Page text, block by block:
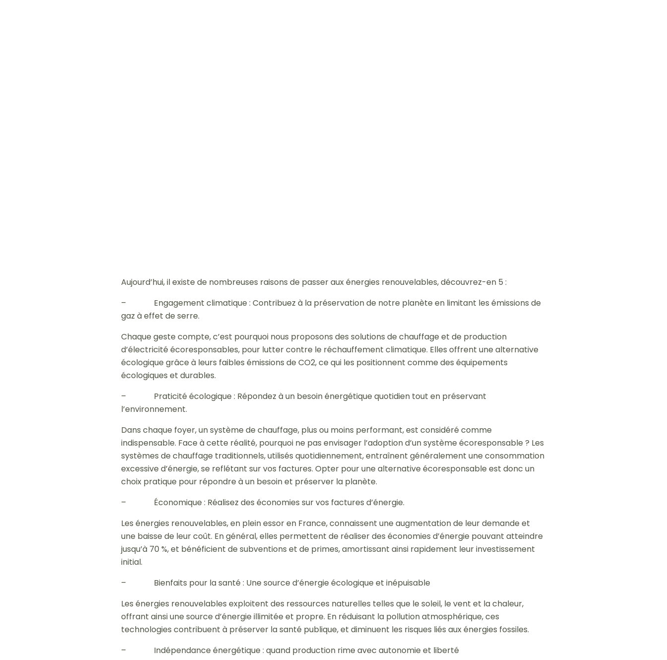
Aujourd’hui, il existe de nombreuses raisons de passer aux énergies renouvelables, découvrez-en 5 :
– Engagement climatique : Contribuez à la préservation de notre planète en limitant les émissions de
gaz à effet de serre.
Chaque geste compte, c’est pourquoi nous proposons des solutions de chauffage et de production
d’électricité écoresponsables, pour lutter contre le réchauffement climatique. Elles offrent une alternative
écologique grâce à leurs faibles émissions de CO2, ce qui les positionnent comme des équipements
écologiques et durables.
– Praticité écologique : Répondez à un besoin énergétique quotidien tout en préservant
l’environnement.
Dans chaque foyer, un système de chauffage, plus ou moins performant, est considéré comme
indispensable. Face à cette réalité, pourquoi ne pas envisager l’adoption d’un système écoresponsable ? Les
systèmes de chauffage traditionnels, utilisés quotidiennement, entraînent généralement une consommation
excessive d’énergie, se reflétant sur vos factures. Opter pour une alternative écoresponsable est donc un
choix pratique pour répondre à un besoin et préserver la planète.
– Économique : Réalisez des économies sur vos factures d’énergie.
Les énergies renouvelables, en plein essor en France, connaissent une augmentation de leur demande et
une baisse de leur coût. En général, elles permettent de réaliser des économies d’énergie pouvant atteindre
jusqu’à 70 %, et bénéficient de subventions et de primes, amortissant ainsi rapidement leur investissement
initial.
– Bienfaits pour la santé : Une source d’énergie écologique et inépuisable
Les énergies renouvelables exploitent des ressources naturelles telles que le soleil, le vent et la chaleur,
offrant ainsi une source d’énergie illimitée et propre. En réduisant la pollution atmosphérique, ces
technologies contribuent à préserver la santé publique, et diminuent les risques liés aux énergies fossiles.
– Indépendance énergétique : quand production rime avec autonomie et liberté